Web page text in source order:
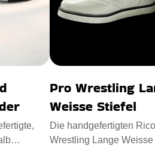
Pro Wrestling
Weisse Stiefel
Die handgefertigten
Wrestling Lange Weisse